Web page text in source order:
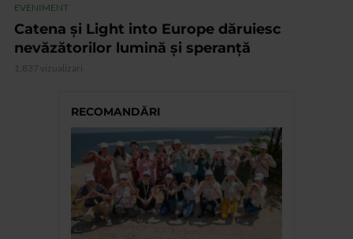
EVENIMENT
Catena și Light into Europe dăruiesc
nevăzătorilor lumină și speranță
1.837 vizualizari
RECOMANDĂRI